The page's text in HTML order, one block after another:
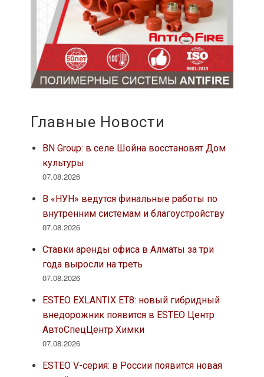
Главные Новости
BN Group: в селе Шойна восстановят Дом
культуры
07.08.2026
В «НУН» ведутся финальные работы по
внутренним системам и благоустройству
07.08.2026
Ставки аренды офиса в Алматы за три
года выросли на треть
07.08.2026
ESTEO EXLANTIX ET8: новый гибридный
внедорожник появится в ESTEO Центр
АвтоСпецЦентр Химки
07.08.2026
ESTEO V-серия: в России появится новая